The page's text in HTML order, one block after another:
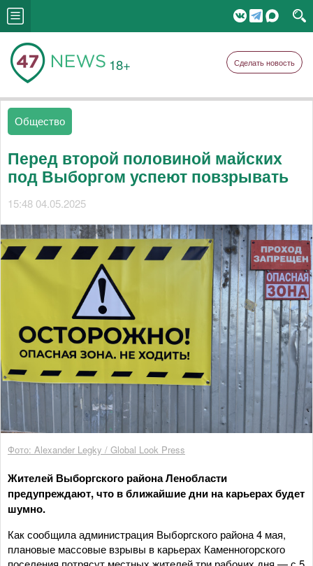
18+ Сделать новость
Общество
Перед второй половиной майских
под Выборгом успеют повзрывать
15:48 04.05.2025
Фото: Alexander Legky / Global Look Press
Жителей Выборгского района Ленобласти
предупреждают, что в ближайшие дни на карьерах будет
шумно.
Как сообщила администрация Выборгского района 4 мая,
плановые массовые взрывы в карьерах Каменногорского